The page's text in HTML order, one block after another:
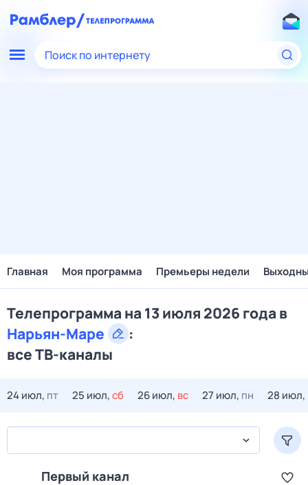
Поиск по интернету
Главная Моя программа Премьеры недели
Телепрограмма на 13 июля 2026 года в
Нарьян-Маре
:
все ТВ-каналы
24 июл, пт 25 июл,сб 26 июл, вс 27 июл, пн 28 июл,
Первый канал